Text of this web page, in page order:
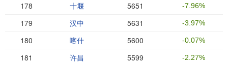
178 十堰 5651 -7.96%
179 汉中 5631 -3.97%
180 喀什 5600 -0.07%
181 许昌 5599 -2.27%